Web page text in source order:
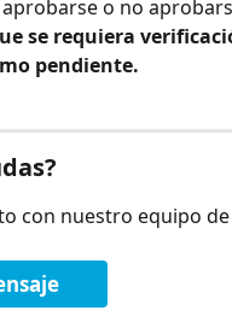
o no
se requiera
pendiente.
con nuestro equipo